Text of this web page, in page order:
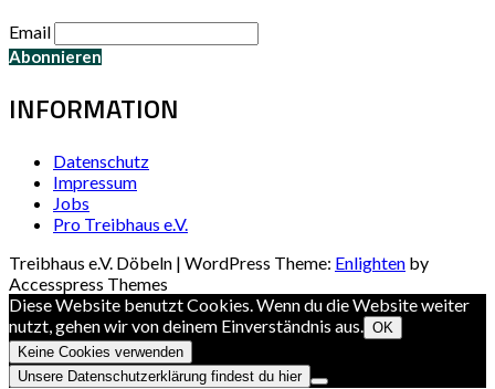
Email
INFORMATION
Datenschutz
Impressum
Jobs
Pro Treibhaus e.V.
Treibhaus e.V. Döbeln | WordPress Theme: Enlighten by
Accesspress Themes
Diese Website benutzt Cookies. Wenn du die Website weiter
nutzt, gehen wir von deinem Einverständnis aus.
OK
Keine Cookies verwenden
Unsere Datenschutzerklärung findest du hier